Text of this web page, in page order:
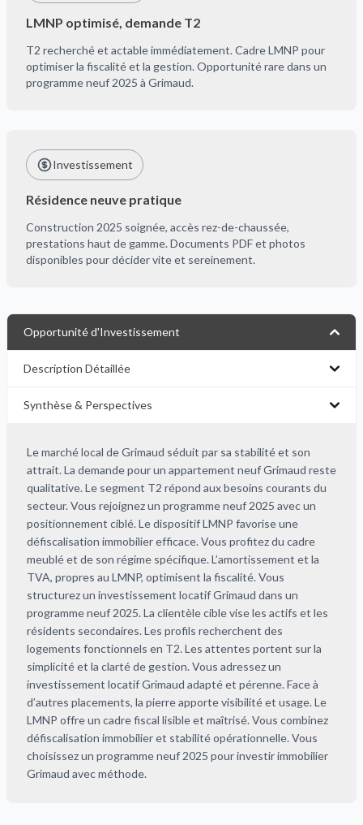
LMNP optimisé, demande T2
T2 recherché et actable immédiatement. Cadre LMNP pour
optimiser la fiscalité et la gestion. Opportunité rare dans un
programme neuf 2025 à Grimaud.
Investissement
Résidence neuve pratique
Construction 2025 soignée, accès rez-de-chaussée,
prestations haut de gamme. Documents PDF et photos
disponibles pour décider vite et sereinement.
Opportunité d'Investissement
Description Détaillée
Synthèse & Perspectives
Le marché local de Grimaud séduit par sa stabilité et son
attrait. La demande pour un appartement neuf Grimaud reste
qualitative. Le segment T2 répond aux besoins courants du
secteur. Vous rejoignez un programme neuf 2025 avec un
positionnement ciblé. Le dispositif LMNP favorise une
défiscalisation immobilier efficace. Vous profitez du cadre
meublé et de son régime spécifique. L’amortissement et la
TVA, propres au LMNP, optimisent la fiscalité. Vous
structurez un investissement locatif Grimaud dans un
programme neuf 2025. La clientèle cible vise les actifs et les
résidents secondaires. Les profils recherchent des
logements fonctionnels en T2. Les attentes portent sur la
simplicité et la clarté de gestion. Vous adressez un
investissement locatif Grimaud adapté et pérenne. Face à
d’autres placements, la pierre apporte visibilité et usage. Le
LMNP offre un cadre fiscal lisible et maîtrisé. Vous combinez
défiscalisation immobilier et stabilité opérationnelle. Vous
choisissez un programme neuf 2025 pour investir immobilier
Grimaud avec méthode.